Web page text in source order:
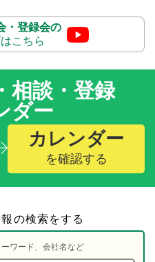
・登録会の
はこちら
相談・登録
ダー
カレンダー
を確認する
の検索をする
ワード、会社名など